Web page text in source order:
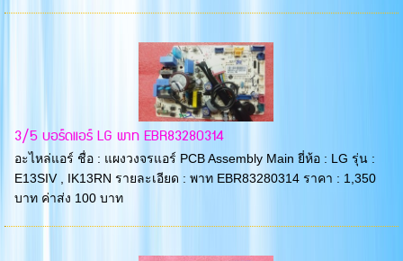
3/5 บอร์ดแอร์ LG พาท EBR83280314
อะไหล่แอร์ ชื่อ : แผงวงจรแอร์ PCB Assembly Main ยี่ห้อ : LG รุ่น :
E13SIV , IK13RN รายละเอียด : พาท EBR83280314 ราคา : 1,350
บาท ค่าส่ง 100 บาท